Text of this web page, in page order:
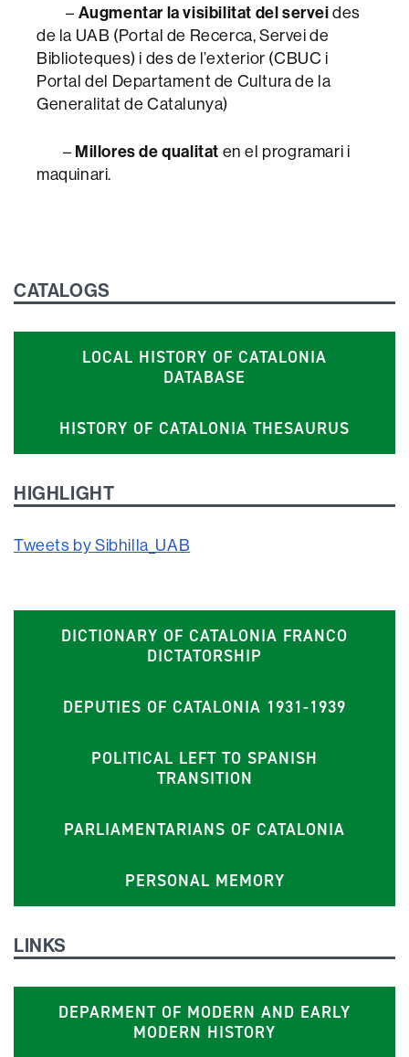
– Augmentar la visibilitat del serveides
de la UAB (Portal de Recerca, Servei de
Biblioteques) i des de l’exterior (CBUC i
Portal del Departament de Cultura de la
Generalitat de Catalunya)
– Millores de qualitat en el programari i
maquinari.
CATALOGS
LOCAL HISTORY OF CATALONIA
DATABASE
HISTORY OF CATALONIA THESAURUS
HIGHLIGHT
Tweets by Sibhilla_UAB
DICTIONARY OF CATALONIA FRANCO
DICTATORSHIP
DEPUTIES OF CATALONIA 1931-1939
POLITICAL LEFT TO SPANISH
TRANSITION
PARLIAMENTARIANS OF CATALONIA
PERSONAL MEMORY
LINKS
DEPARMENT OF MODERN AND EARLY
MODERN HISTORY